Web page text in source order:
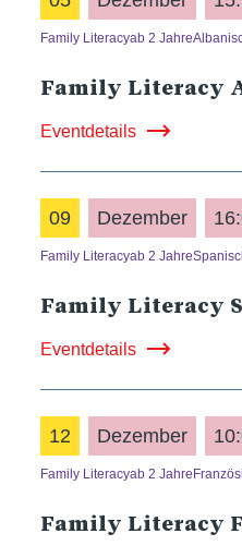
Family Literacyab 2 Jahre
Family Literacy
Eventdetails
09 Dezember
Family Literacyab 2 Jahre
Family Literacy
Eventdetails
12 Dezember
Family Literacyab 2 Jahre
Family Literacy